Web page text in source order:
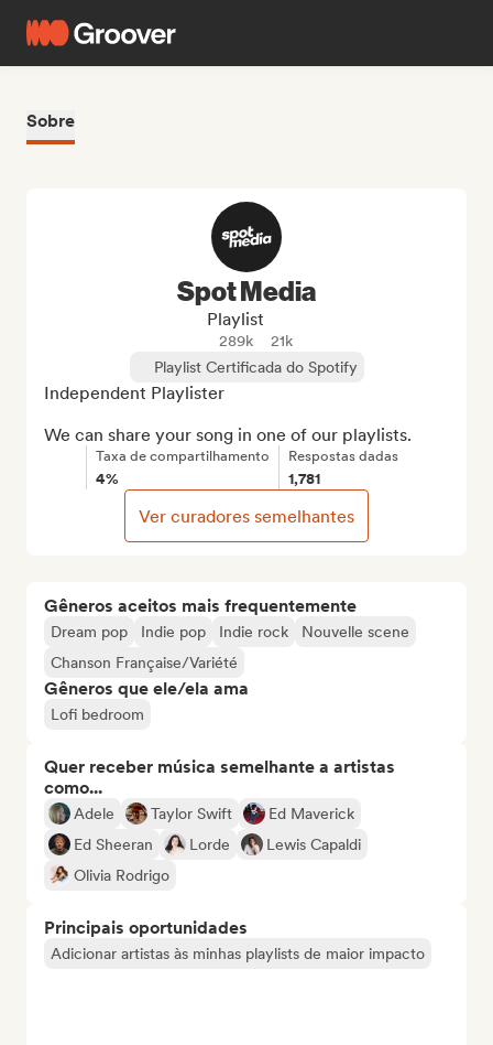
Sobre
Gêneros aceitos mais frequentemente
Dream pop Indie pop Indie rock
Nouvelle scene
Chanson Française/Variété
Gêneros que ele/ela ama
Lofi bedroom
Quer receber música semelhante a artistas
como...
Adele Taylor Swift
Ed Maverick
Ed Sheeran
Lorde
Lewis Capaldi
Olivia Rodrigo
Principais oportunidades
Adicionar artistas às minhas playlists de maior impacto
Spot Media
Playlist
289k
21k
Playlist Certificada do Spotify
Independent Playlister
We can share your song in one of our playlists.
Taxa de compartilhamento
4%
Respostas dadas
1,781
Ver curadores semelhantes